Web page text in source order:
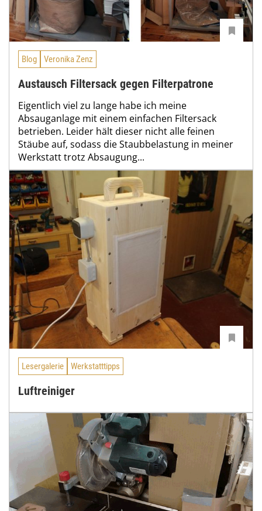
Blog Veronika Zenz
Austausch Filtersack gegen Filterpatrone
Eigentlich viel zu lange habe ich meine
Absauganlage mit einem einfachen Filtersack
betrieben. Leider hält dieser nicht alle feinen
Stäube auf, sodass die Staubbelastung in meiner
Werkstatt trotz Absaugung...
Lesergalerie Werkstatttipps
Luftreiniger